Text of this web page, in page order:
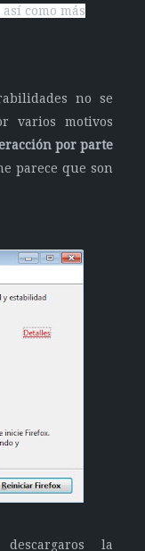
como más
no se
varios motivos
por parte
parece que son
la